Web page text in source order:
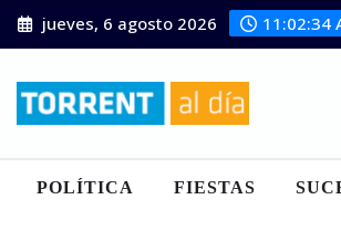
Saltar
al
jueves, 6 agosto 2026 11:02:35
POLÍTICA FIESTAS